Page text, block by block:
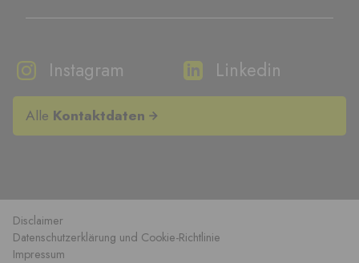
Instagram Linkedin
Alle Kontaktdaten
Disclaimer
Datenschutzerklärung und Cookie-Richtlinie
Impressum